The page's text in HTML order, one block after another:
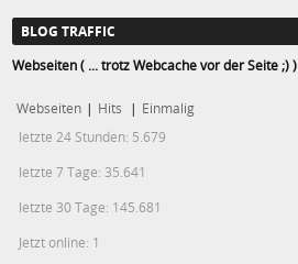
BLOG TRAFFIC
Webseiten ( ... trotz Webcache vor der Seite ;) )
Webseiten | Hits | Einmalig
letzte 24 Stunden: 5.679
letzte 7 Tage: 35.641
letzte 30 Tage: 145.681
Jetzt online: 1